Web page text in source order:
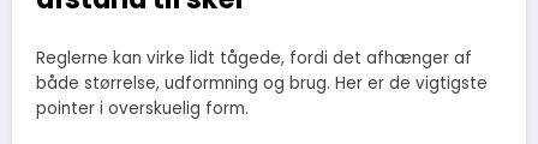
Reglerne kan virke lidt tågede, fordi det afhænger af
både størrelse, udformning og brug. Her er de vigtigste
pointer i overskuelig form.